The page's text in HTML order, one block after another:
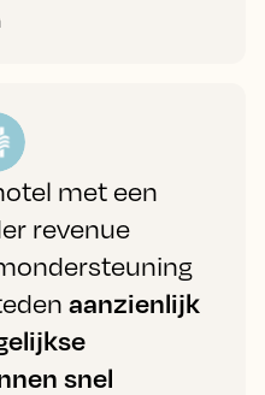
met een
revenue
aanzienlijk
snel